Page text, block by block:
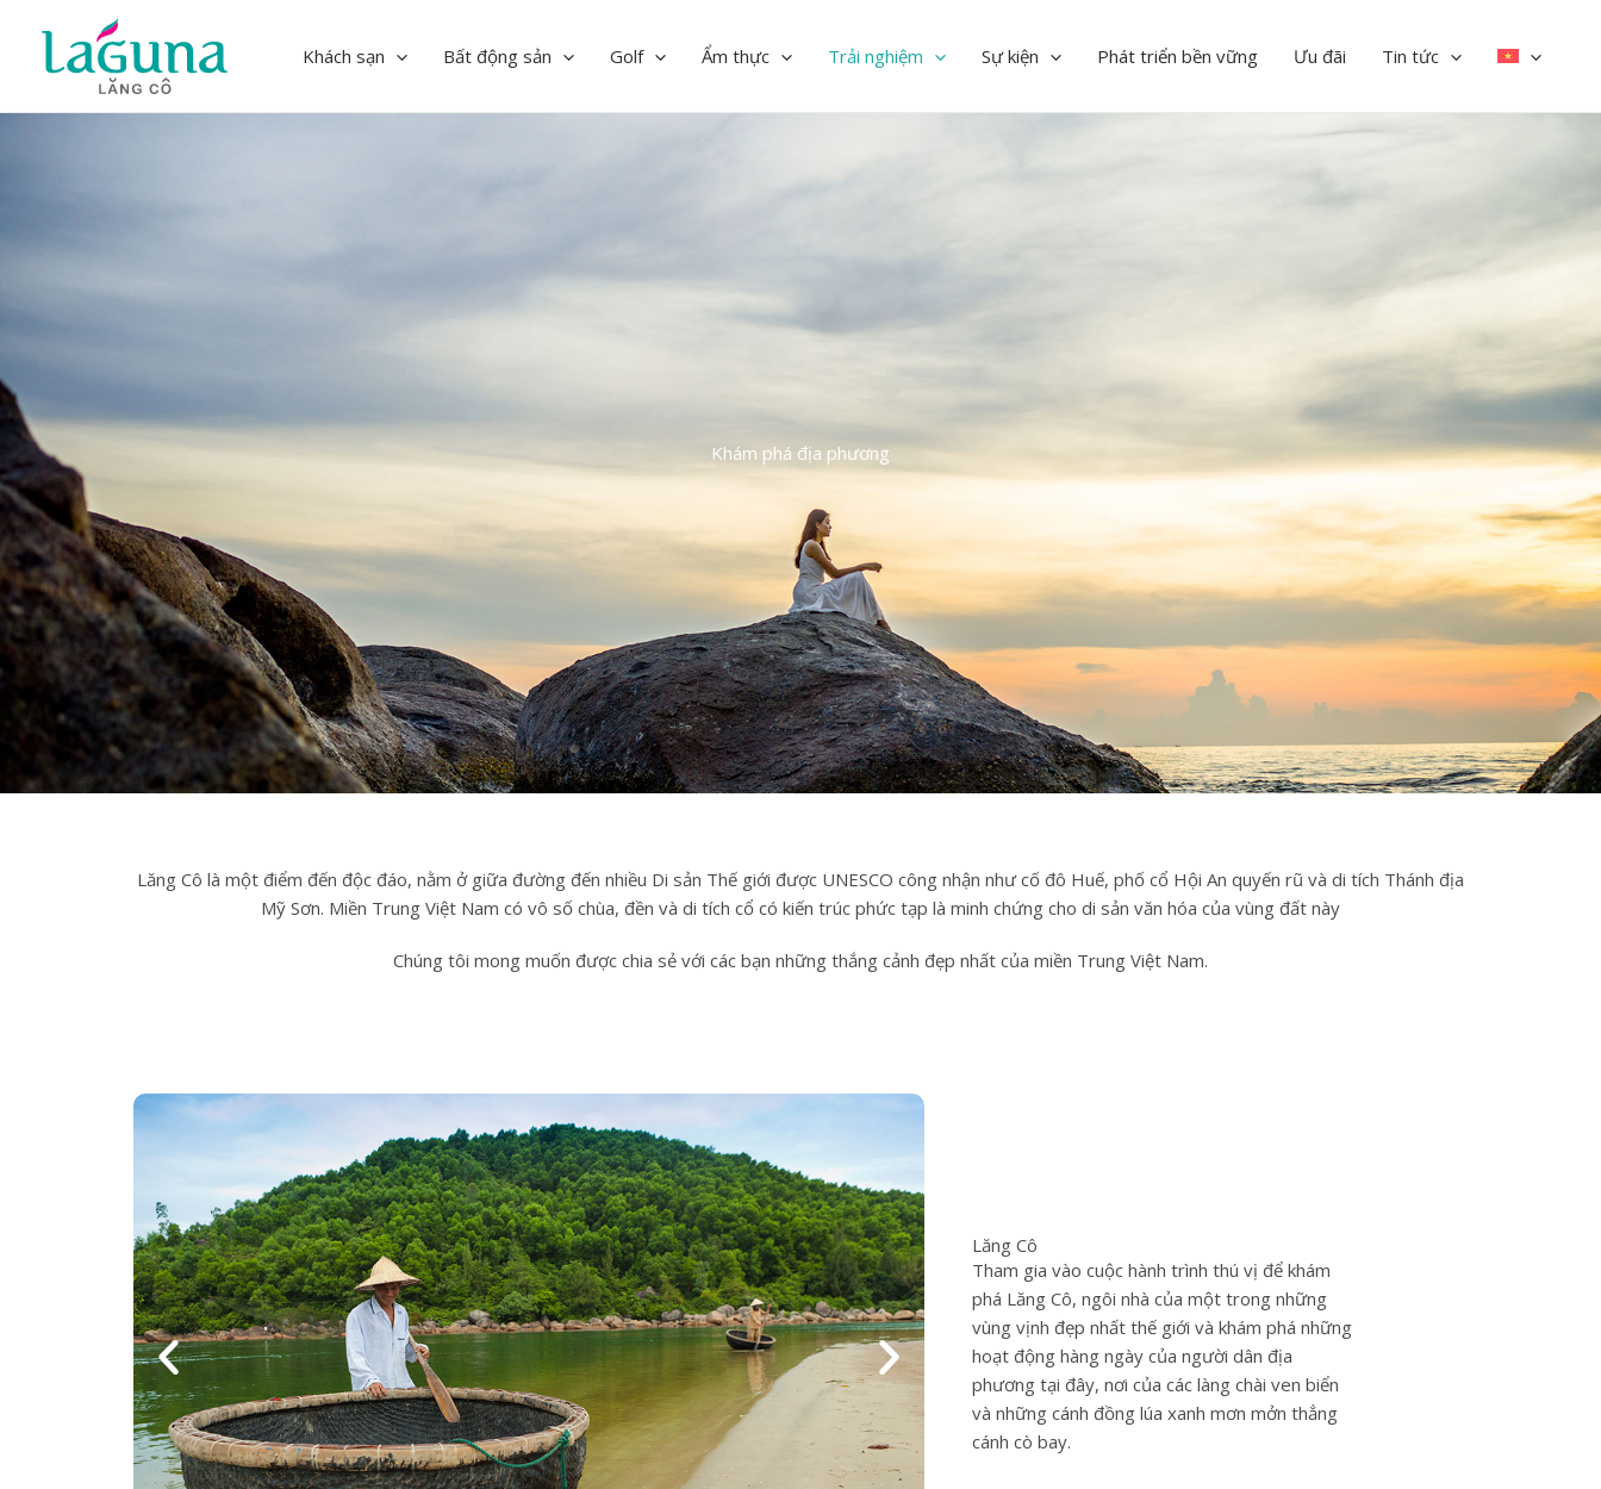
content
Khách sạn Bất động sản Golf Ẩm thực Trải nghiệm Sự kiện Phát triển bền vững Ưu đãi Tin tức
Khám phá địa phương
Lăng Cô là một điểm đến độc đáo, nằm ở giữa đường đến nhiều Di sản Thế giới được UNESCO công nhận như cố đô Huế, phố cổ Hội An quyến rũ và di tích Thánh địa
Mỹ Sơn. Miền Trung Việt Nam có vô số chùa, đền và di tích cổ có kiến trúc phức tạp là minh chứng cho di sản văn hóa của vùng đất này
Chúng tôi mong muốn được chia sẻ với các bạn những thắng cảnh đẹp nhất của miền Trung Việt Nam.
Lăng Cô
Tham gia vào cuộc hành trình thú vị để khám
phá Lăng Cô, ngôi nhà của một trong những
vùng vịnh đẹp nhất thế giới và khám phá những
hoạt động hàng ngày của người dân địa
phương tại đây, nơi của các làng chài ven biển
và những cánh đồng lúa xanh mơn mởn thẳng
cánh cò bay.